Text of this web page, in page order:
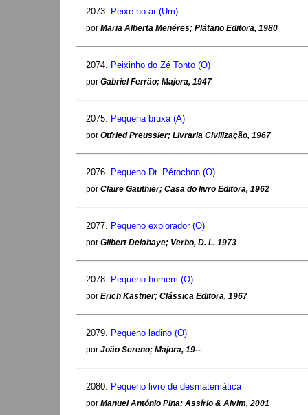
2073. Peixe no ar (Um)
por Maria Alberta Menéres; Plátano Editora, 1980
2074. Peixinho do Zé Tonto (O)
por Gabriel Ferrão; Majora, 1947
2075. Pequena bruxa (A)
por Otfried Preussler; Livraria Civilização, 1967
2076. Pequeno Dr. Pérochon (O)
por Claire Gauthier; Casa do livro Editora, 1962
2077. Pequeno explorador (O)
por Gilbert Delahaye; Verbo, D. L. 1973
2078. Pequeno homem (O)
por Erich Kästner; Clássica Editora, 1967
2079. Pequeno ladino (O)
por João Sereno; Majora, 19--
2080. Pequeno livro de desmatemática
por Manuel António Pina; Assírio & Alvim, 2001